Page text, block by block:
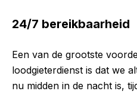
24/7 bereikbaarheid
Een van de grootste
loodgieterdienst is dat we
nu midden in de nacht is,